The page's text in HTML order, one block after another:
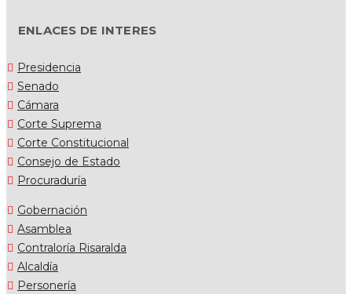
ENLACES DE INTERES
Presidencia
Senado
Cámara
Corte Suprema
Corte Constitucional
Consejo de Estado
Procuraduría
Gobernación
Asamblea
Contraloría Risaralda
Alcaldía
Personería